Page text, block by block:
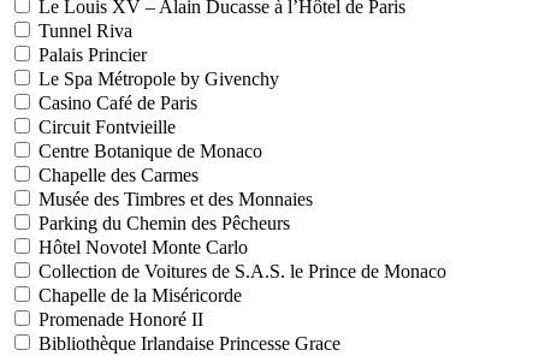
Le Louis XV – Alain Ducasse à l’Hôtel de Paris
Tunnel Riva
Palais Princier
Le Spa Métropole by Givenchy
Casino Café de Paris
Circuit Fontvieille
Centre Botanique de Monaco
Chapelle des Carmes
Musée des Timbres et des Monnaies
Parking du Chemin des Pêcheurs
Hôtel Novotel Monte Carlo
Collection de Voitures de S.A.S. le Prince de Monaco
Chapelle de la Miséricorde
Promenade Honoré II
Bibliothèque Irlandaise Princesse Grace